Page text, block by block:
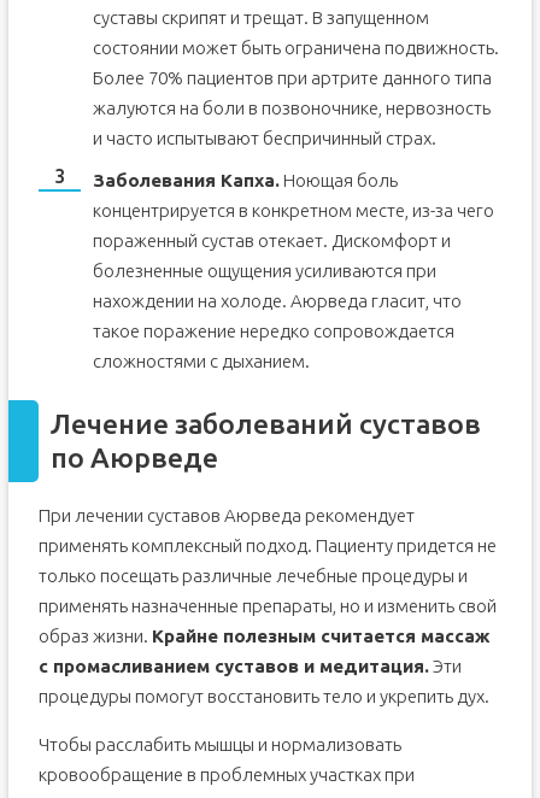
суставы скрипят и трещат. В запущенном
состоянии может быть ограничена подвижность.
Более 70% пациентов при артрите данного типа
жалуются на боли в позвоночнике, нервозность
и часто испытывают беспричинный страх.
Заболевания Капха.Ноющая боль
концентрируется в конкретном месте, из-за чего
пораженный сустав отекает. Дискомфорт и
болезненные ощущения усиливаются при
нахождении на холоде. Аюрведа гласит, что
такое поражение нередко сопровождается
сложностями с дыханием.
Лечение заболеваний суставов
по Аюрведе
При лечении суставов Аюрведа рекомендует
применять комплексный подход. Пациенту придется не
только посещать различные лечебные процедуры и
применять назначенные препараты, но и изменить свой
образ жизни. Крайне полезным считается массаж
с промасливанием суставов и медитация.Эти
процедуры помогут восстановить тело и укрепить дух.
Чтобы расслабить мышцы и нормализовать
кровообращение в проблемных участках при